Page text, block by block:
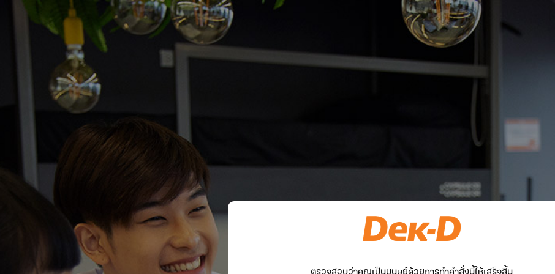
ตรวจสอบว่าคุณเป็นมนุษย์ด้วยการทำคำสั่งนี้ให้เสร็จสิ้น